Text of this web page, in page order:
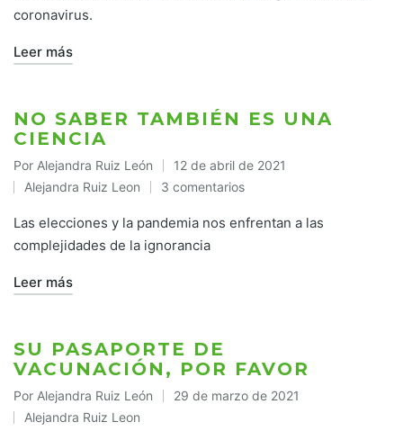
coronavirus.
Leer más
NO SABER TAMBIÉN ES UNA
CIENCIA
Publicado
por
Por Alejandra Ruiz León 12 de abril de 2021
Publicado
en
Alejandra Ruiz Leon 3 comentarios
Las elecciones y la pandemia nos enfrentan a las
complejidades de la ignorancia
Leer más
SU PASAPORTE DE
VACUNACIÓN, POR FAVOR
Publicado
por
Por Alejandra Ruiz León 29 de marzo de 2021
Publicado
Alejandra Ruiz Leon